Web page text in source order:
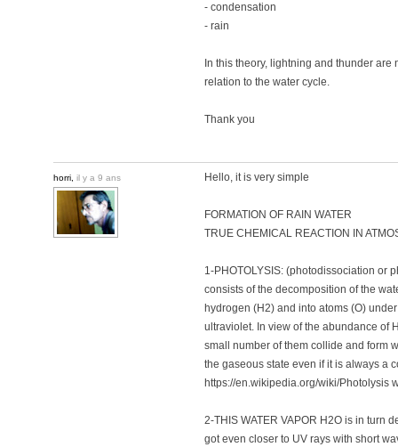
- condensation
- rain
In this theory, lightning and thunder
relation to the water cycle.
Thank you
horri, il y a 9 ans Hello, it is very simple
FORMATION OF RAIN WATER
TRUE CHEMICAL REACTION IN
1-PHOTOLYSIS: (photodissociation or
consists of the decomposition of the
hydrogen (H2) and into atoms (O)
ultraviolet. In view of the abundance of
small number of them collide and form
the gaseous state even if it is always a
https://en.wikipedia.org/wiki/Photolysis
2-THIS WATER VAPOR H2O is in turn
got even closer to UV rays with short